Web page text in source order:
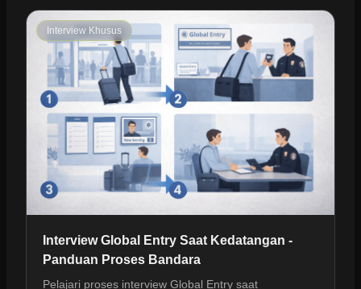
Interview Khusus
Interview Global Entry Saat Kedatangan -
Panduan Proses Bandara
Pelajari proses interview Global Entry saat